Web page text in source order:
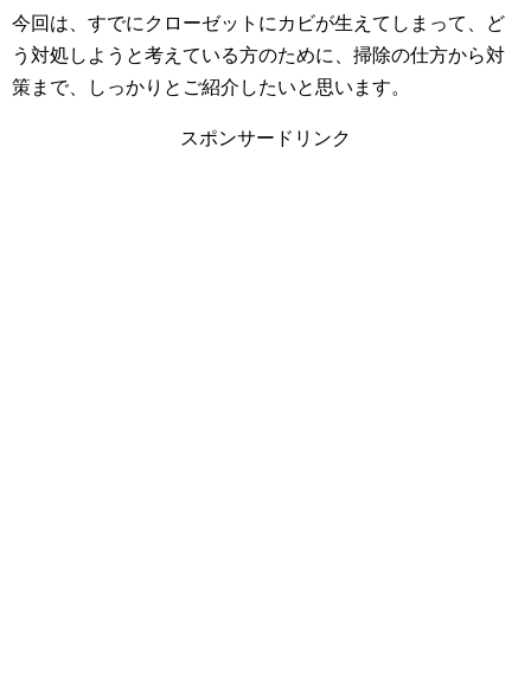
今回は、すでにクローゼットにカビが生えてしまって、ど
う対処しようと考えている方のために、掃除の仕方から対
策まで、しっかりとご紹介したいと思います。
スポンサードリンク